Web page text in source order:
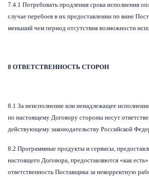
7.4.1 Потребовать продления срока исполнения
случае перебоев в их предоставлении по вине
меньший чем период отсутствия возможности
8 ОТВЕТСТВЕННОСТЬ СТОРОН
8.1 За неисполнение или ненадлежащее
по настоящему Договору стороны несут
действующему законодательству Российской
8.2 Программные продукты и сервисы,
настоящего Договора, предоставляются «как
ответственность Поставщика за некорректную